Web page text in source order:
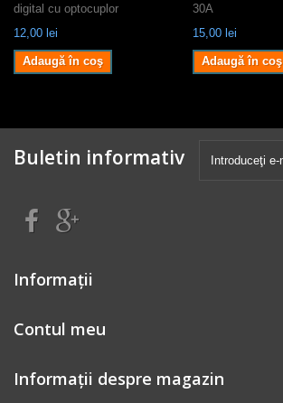
digital cu optocuplor
12,00 lei
Adaugă în coş
30A
15,00 lei
Adaugă în coş
Buletin informativ
Informaţii
Contul meu
Informații despre magazin